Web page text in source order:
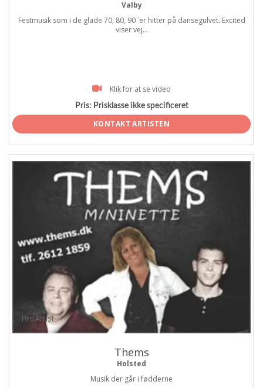
Valby
Festmusik som i de glade 70, 80, 90 ´er hitter på dansegulvet. Excited
viser vej...
Klik for at se video
Pris: Prisklasse ikke specificeret
KONTAKT ARTISTEN
ProArtist
Thems
Holsted
Musik der går i fødderne